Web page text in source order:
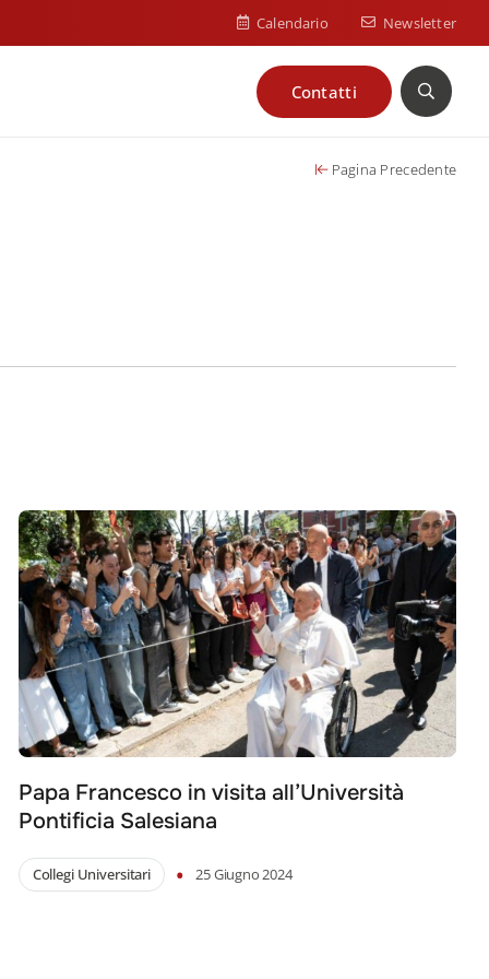
Calendario Newsletter
Contatti Cerca
Pagina Precedente
Papa Francesco in visita all’Università
Pontificia Salesiana
Collegi Universitari • 25 Giugno 2024